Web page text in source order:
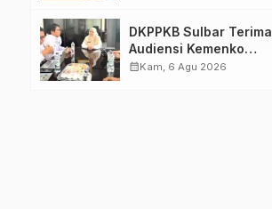
DKPPKB Sulbar Terima
Audiensi Kemenko
Kumham Imipas RI,
calendar_monthKam, 6 Agu 2026